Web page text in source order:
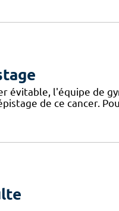
évitable, l'équipe de
de ce cancer.